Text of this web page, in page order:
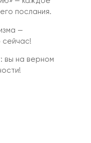
послания.
—
сейчас!
вы на верном